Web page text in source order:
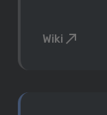
Wiki